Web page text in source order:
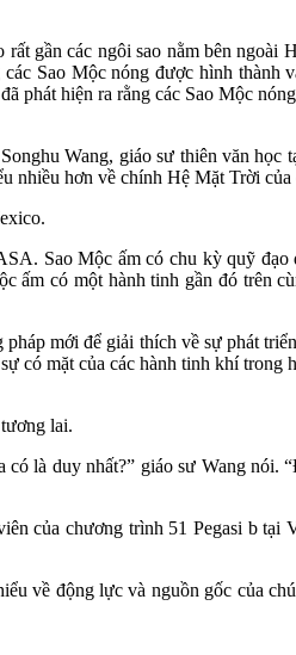
gần các ngôi sao nằm bên ngoài
Sao Mộc nóng được hình thành
phát hiện ra rằng các Sao Mộc
Wang, giáo sư thiên văn học
nhiều hơn về chính Hệ Mặt Trời của
Sao Mộc ấm có chu kỳ quỹ
ấm có một hành tinh gần đó trên
mới để giải thích về sự phát
có mặt của các hành tinh khí trong
lai.
là duy nhất?” giáo sư Wang nói.
của chương trình 51 Pegasi b tại
về động lực và nguồn gốc của